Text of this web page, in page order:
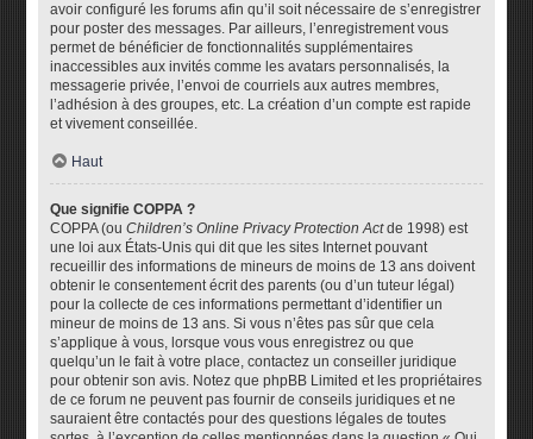
avoir configuré les forums afin qu’il soit nécessaire de s’enregistrer
pour poster des messages. Par ailleurs, l’enregistrement vous
permet de bénéficier de fonctionnalités supplémentaires
inaccessibles aux invités comme les avatars personnalisés, la
messagerie privée, l’envoi de courriels aux autres membres,
l’adhésion à des groupes, etc. La création d’un compte est rapide
et vivement conseillée.
Haut
Que signifie COPPA ?
COPPA (ouChildren’s Online Privacy Protection Actde 1998) est
une loi aux États-Unis qui dit que les sites Internet pouvant
recueillir des informations de mineurs de moins de 13 ans doivent
obtenir le consentement écrit des parents (ou d’un tuteur légal)
pour la collecte de ces informations permettant d’identifier un
mineur de moins de 13 ans. Si vous n’êtes pas sûr que cela
s’applique à vous, lorsque vous vous enregistrez ou que
quelqu’un le fait à votre place, contactez un conseiller juridique
pour obtenir son avis. Notez que phpBB Limited et les propriétaires
de ce forum ne peuvent pas fournir de conseils juridiques et ne
sauraient être contactés pour des questions légales de toutes